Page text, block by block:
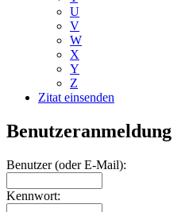
U
V
W
X
Y
Z
Zitat einsenden
Benutzeranmeldung
Benutzer (oder E-Mail):
Kennwort: